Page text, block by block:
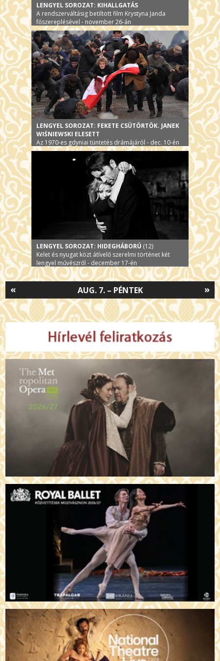
LENGYEL SOROZAT: KIHALLGATÁS
A rendszerváltásig betiltott film Krystyna Janda
főszereplésével - november 26-án
LENGYEL SOROZAT: FEKETE CSÜTÖRTÖK. JANEK
WIŚNIEWSKI ELESETT
Az 1970-es gdyniai tüntetés drámájáról - dec. 10-én
LENGYEL SOROZAT: HIDEGHÁBORÚ (12)
Kelet és nyugat közt átívelő szerelmi történet két
lengyel művészről - december 17-én
»
AUG. 7. – PÉNTEK
«